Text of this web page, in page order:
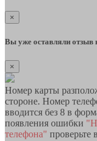
×
Вы уже оставляли отзыв
×
Номер карты
стороне. Номер
вводится без 8 в
появления ошибки
телефона" проверьте